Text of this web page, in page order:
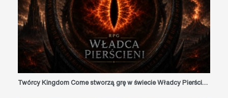
Twórcy Kingdom Come stworzą grę w świecie Władcy Pierścieni. Fani RPG mają powody do ekscytacji